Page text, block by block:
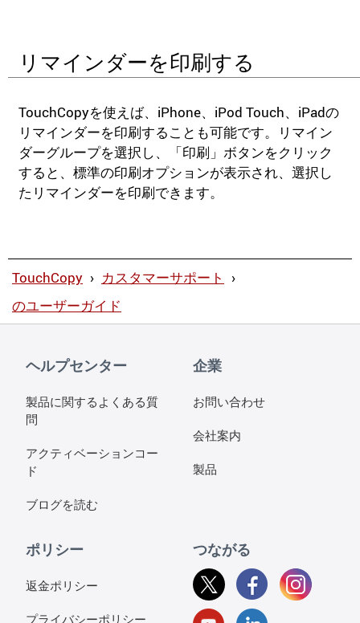
リマインダーを印刷する
TouchCopyを使えば、iPhone、iPod Touch、iPadの
リマインダーを印刷することも可能です。リマイン
ダーグループを選択し、「印刷」ボタンをクリック
すると、標準の印刷オプションが表示され、選択し
たリマインダーを印刷できます。
TouchCopy › カスタマーサポート
›
のユーザーガイド
ヘルプセンター
製品に関するよくある質
問
アクティベーションコー
ド
ブログを読む
企業
お問い合わせ
会社案内
製品
ポリシー
返金ポリシー
プライバシーポリシー
つながる